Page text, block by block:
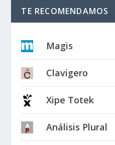
TE RECOMENDAMOS
Magis
Clavigero
Xipe Totek
Análisis Plural